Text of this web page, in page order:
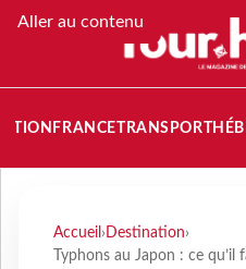
Aller au contenu
FRANCETRANSPORT
Accueil › Destination›
Typhons au Japon : ce